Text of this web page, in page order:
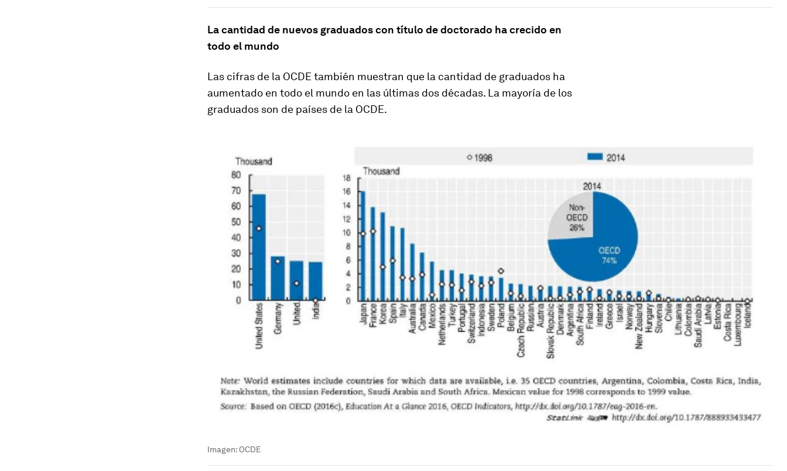
La cantidad de nuevos graduados con título de doctorado ha crecido en
todo el mundo
Las cifras de la OCDE también muestran que la cantidad de graduados ha
aumentado en todo el mundo en las últimas dos décadas. La mayoría de los
graduados son de países de la OCDE.
Imagen: OCDE